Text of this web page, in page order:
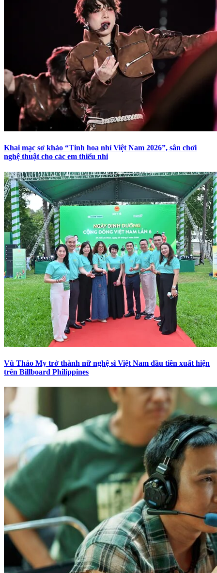
Khai mạc sơ khảo “Tinh hoa nhí Việt Nam 2026”, sân chơi
nghệ thuật cho các em thiếu nhi
Vũ Thảo My trở thành nữ nghệ sĩ Việt Nam đầu tiên xuất hiện
trên Billboard Philippines